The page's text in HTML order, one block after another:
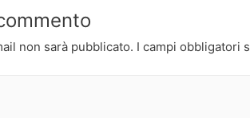
non sarà pubblicato. I campi obbligatori